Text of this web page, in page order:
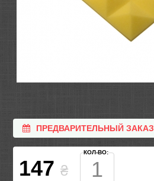
ПРЕДВАРИТЕЛЬНЫЙ ЗАКАЗ
147 ₴
КОЛ-ВО: